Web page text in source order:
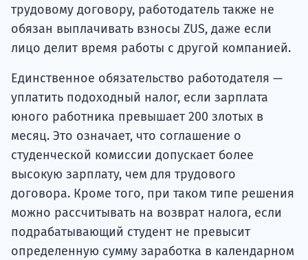
трудовому договору, работодатель также не
обязан выплачивать взносы ZUS, даже если
лицо делит время работы с другой компанией.
Единственное обязательство работодателя —
уплатить подоходный налог, если зарплата
юного работника превышает 200 злотых в
месяц. Это означает, что соглашение о
студенческой комиссии допускает более
высокую зарплату, чем для трудового
договора. Кроме того, при таком типе решения
можно рассчитывать на возврат налога, если
подрабатывающий студент не превысит
определенную сумму заработка в календарном